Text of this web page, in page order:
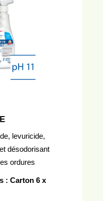
levuricide,
désodorisant
ordures
: Carton 6 x